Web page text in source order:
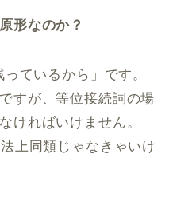
形なのか？
ているから」です。
すが、等位接続詞の場
ければいけません。
上同類じゃなきゃいけ